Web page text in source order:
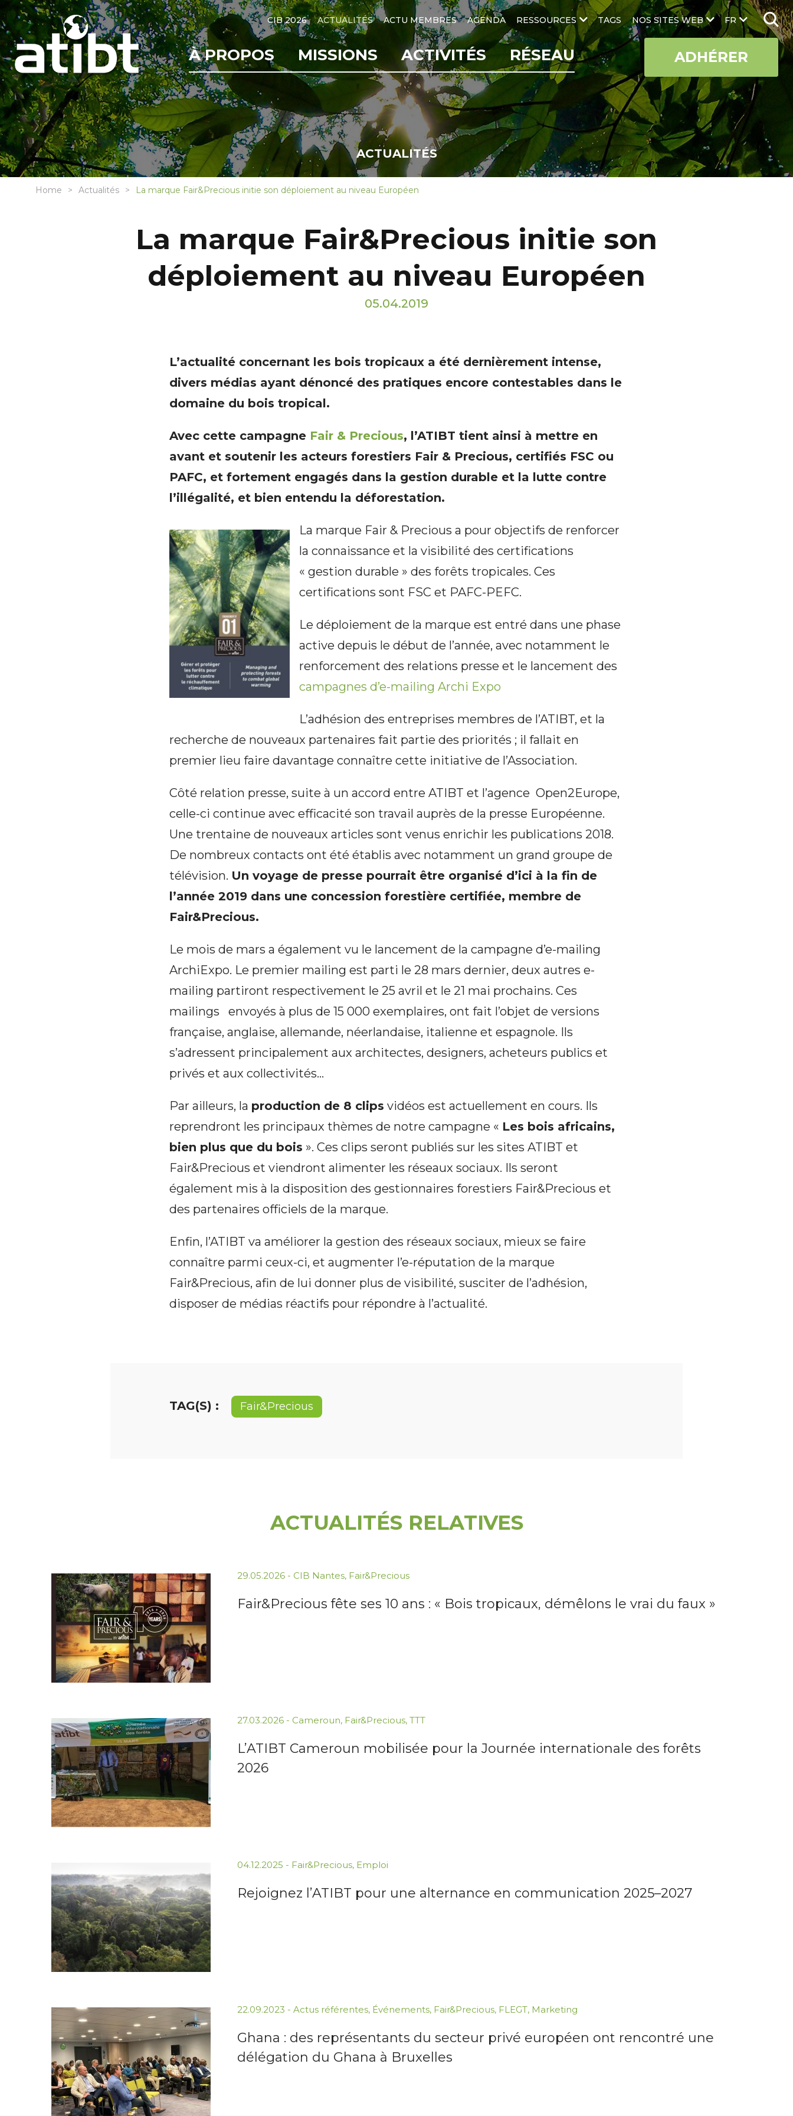
FR
CIB 2026 ACTUALITÉS ACTU MEMBRES AGENDA RESSOURCES TAGS NOS SITES WEB
À PROPOS MISSIONS ACTIVITÉS RÉSEAU ADHÉRER
ACTUALITÉS
Home Actualités La marque Fair&Precious initie son déploiement au niveau Européen
La marque Fair&Precious initie son
déploiement au niveau Européen
05.04.2019
L’actualité concernant les bois tropicaux a été dernièrement intense,
divers médias ayant dénoncé des pratiques encore contestables dans le
domaine du bois tropical.
Avec cette campagne Fair & Precious, l’ATIBT tient ainsi à mettre en
avant et soutenir les acteurs forestiers Fair & Precious, certifiés FSC ou
PAFC, et fortement engagés dans la gestion durable et la lutte contre
l’illégalité, et bien entendu la déforestation.
La marque Fair & Precious a pour objectifs de renforcer
la connaissance et la visibilité des certifications
« gestion durable » des forêts tropicales. Ces
certifications sont FSC et PAFC-PEFC.
Le déploiement de la marque est entré dans une phase
active depuis le début de l’année, avec notamment le
renforcement des relations presse et le lancement des
campagnes d’e-mailing Archi Expo
L’adhésion des entreprises membres de l’ATIBT, et la
recherche de nouveaux partenaires fait partie des priorités ; il fallait en
premier lieu faire davantage connaître cette initiative de l’Association.
Côté relation presse, suite à un accord entre ATIBT et l’agence Open2Europe,
celle-ci continue avec efficacité son travail auprès de la presse Européenne.
Une trentaine de nouveaux articles sont venus enrichir les publications 2018.
De nombreux contacts ont été établis avec notamment un grand groupe de
télévision. Un voyage de presse pourrait être organisé d’ici à la fin de
l’année 2019 dans une concession forestière certifiée, membre de
Fair&Precious.
Le mois de mars a également vu le lancement de la campagne d’e-mailing
ArchiExpo. Le premier mailing est parti le 28 mars dernier, deux autres e-
mailing partiront respectivement le 25 avril et le 21 mai prochains. Ces
mailings envoyés à plus de 15 000 exemplaires, ont fait l’objet de versions
française, anglaise, allemande, néerlandaise, italienne et espagnole. Ils
s’adressent principalement aux architectes, designers, acheteurs publics et
privés et aux collectivités…
Par ailleurs, la production de 8 clips vidéos est actuellement en cours. Ils
reprendront les principaux thèmes de notre campagne « Les bois africains,
bien plus que du bois ». Ces clips seront publiés sur les sites ATIBT et
Fair&Precious et viendront alimenter les réseaux sociaux. Ils seront
également mis à la disposition des gestionnaires forestiers Fair&Precious et
des partenaires officiels de la marque.
Enfin, l’ATIBT va améliorer la gestion des réseaux sociaux, mieux se faire
connaître parmi ceux-ci, et augmenter l’e-réputation de la marque
Fair&Precious, afin de lui donner plus de visibilité, susciter de l’adhésion,
disposer de médias réactifs pour répondre à l’actualité.
TAG(S) : Fair&Precious
ACTUALITÉS RELATIVES
29.05.2026 - CIB Nantes, Fair&Precious
Fair&Precious fête ses 10 ans : « Bois tropicaux, démêlons le vrai du faux »
27.03.2026 - Cameroun, Fair&Precious, TTT
L’ATIBT Cameroun mobilisée pour la Journée internationale des forêts
2026
04.12.2025 - Fair&Precious, Emploi
Rejoignez l’ATIBT pour une alternance en communication 2025–2027
22.09.2023 - Actus référentes, Événements, Fair&Precious, FLEGT, Marketing
Ghana : des représentants du secteur privé européen ont rencontré une
délégation du Ghana à Bruxelles